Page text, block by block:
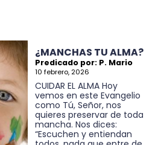
¿MANCHAS TU ALMA?
Predicado por: P. Mario
10 febrero, 2026
CUIDAR EL ALMA Hoy
vemos en este Evangelio
como Tú, Señor, nos
quieres preservar de toda
mancha. Nos dices:
“Escuchen y entiendan